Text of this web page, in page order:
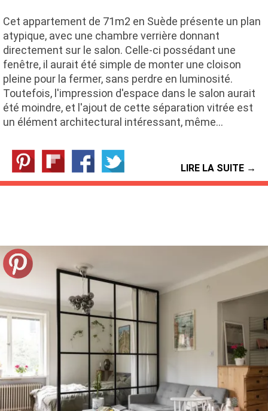
Cet appartement de 71m2 en Suède présente un plan
atypique, avec une chambre verrière donnant
directement sur le salon. Celle-ci possédant une
fenêtre, il aurait été simple de monter une cloison
pleine pour la fermer, sans perdre en luminosité.
Toutefois, l'impression d'espace dans le salon aurait
été moindre, et l'ajout de cette séparation vitrée est
un élément architectural intéressant, même…
LIRE LA SUITE →